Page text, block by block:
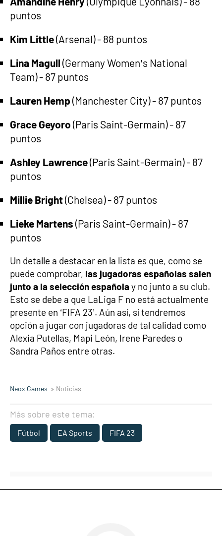
puntos
Kim Little(Arsenal) - 88 puntos
Lina Magull (Germany Women’s National
Team) - 87 puntos
Lauren Hemp (Manchester City) - 87 puntos
Grace Geyoro (Paris Saint-Germain) - 87
puntos
Ashley Lawrence(Paris Saint-Germain) - 87
puntos
Millie Bright(Chelsea) - 87 puntos
Lieke Martens (Paris Saint-Germain) - 87
puntos
Un detalle a destacar en la lista es que, como se
puede comprobar, las jugadoras españolas salen
junto a la selección españolay no junto a su club.
Esto se debe a que LaLiga F no está actualmente
presente en ‘FIFA 23’. Aún así, sí tendremos
opción a jugar con jugadoras de tal calidad como
Alexia Putellas, Mapi León, Irene Paredes o
Sandra Paños entre otras.
Neox Games » Noticias
Más sobre este tema:
Fútbol EA Sports FIFA 23